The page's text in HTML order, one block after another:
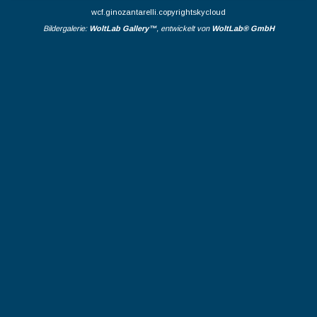
wcf.ginozantarelli.copyrightskycloud
Bildergalerie: WoltLab Gallery™, entwickelt von WoltLab® GmbH